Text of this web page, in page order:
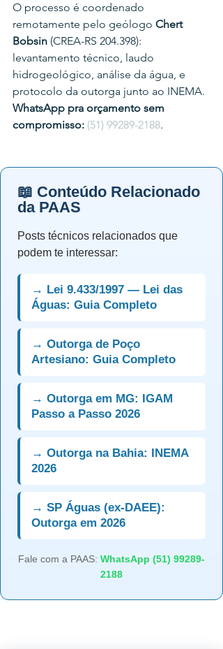
O processo é coordenado
remotamente pelo geólogo Chert
Bobsin (CREA-RS 204.398):
levantamento técnico, laudo
hidrogeológico, análise da água, e
protocolo da outorga junto ao INEMA.
WhatsApp pra orçamento sem
compromisso: (51) 99289-2188.
📖 Conteúdo Relacionado
da PAAS
Posts técnicos relacionados que
podem te interessar:
→ Lei 9.433/1997 — Lei das
Águas: Guia Completo
→ Outorga de Poço
Artesiano: Guia Completo
→ Outorga em MG: IGAM
Passo a Passo 2026
→ Outorga na Bahia: INEMA
2026
→ SP Águas (ex-DAEE):
Outorga em 2026
Fale com a PAAS: WhatsApp (51) 99289-
2188